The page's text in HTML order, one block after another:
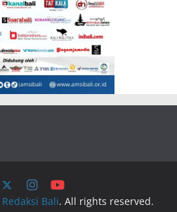
Redaksi Bali. All rights reserved.